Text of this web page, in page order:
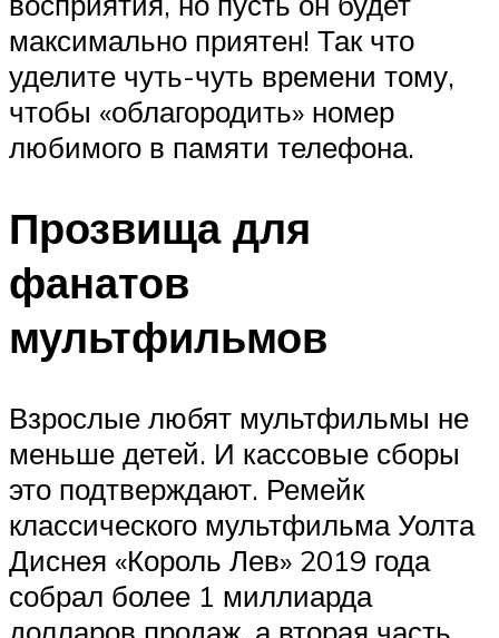
максимально приятен! Так что
уделите чуть-чуть времени тому,
чтобы «облагородить» номер
любимого в памяти телефона.
Прозвища для
фанатов
мультфильмов
Взрослые любят мультфильмы не
меньше детей. И кассовые сборы
это подтверждают. Ремейк
классического мультфильма Уолта
Диснея «Король Лев» 2019 года
собрал более 1 миллиарда